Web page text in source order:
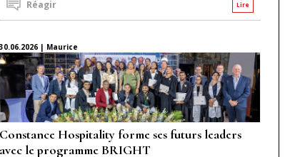
Lire
Réagir
30.06.2026 | Maurice
Constance Hospitality forme ses futurs leaders
avec le programme BRIGHT